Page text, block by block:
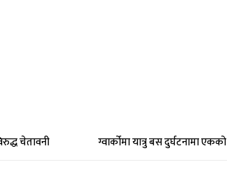
चेतावनी ग्वार्कोमा यात्रु बस दुर्घटनामा